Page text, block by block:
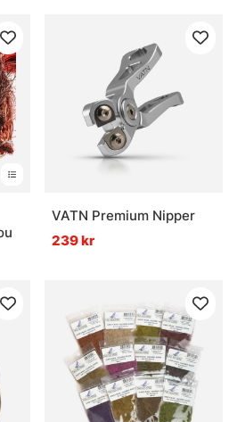
5 stjärnorVATN Premium Nipper
239 kr